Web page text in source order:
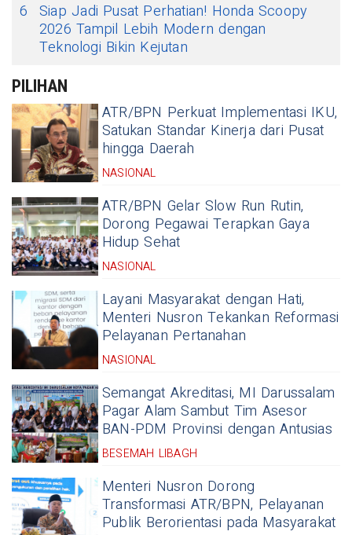
6 Siap Jadi Pusat Perhatian! Honda Scoopy
2026 Tampil Lebih Modern dengan
Teknologi Bikin Kejutan
PILIHAN
ATR/BPN Perkuat Implementasi IKU,
Satukan Standar Kinerja dari Pusat
hingga Daerah
NASIONAL
ATR/BPN Gelar Slow Run Rutin,
Dorong Pegawai Terapkan Gaya
Hidup Sehat
NASIONAL
Layani Masyarakat dengan Hati,
Menteri Nusron Tekankan Reformasi
Pelayanan Pertanahan
NASIONAL
Semangat Akreditasi, MI Darussalam
Pagar Alam Sambut Tim Asesor
BAN-PDM Provinsi dengan Antusias
BESEMAH LIBAGH
Menteri Nusron Dorong
Transformasi ATR/BPN, Pelayanan
Publik Berorientasi pada Masyarakat